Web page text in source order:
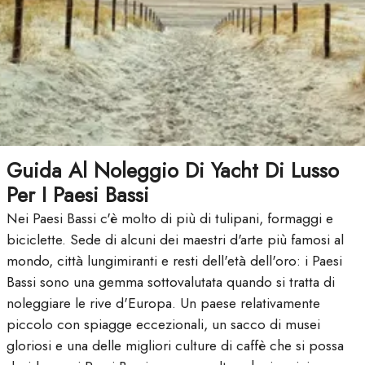
Guida Al Noleggio Di Yacht Di Lusso
Per I Paesi Bassi
Nei Paesi Bassi c'è molto di più di tulipani, formaggi e
biciclette. Sede di alcuni dei maestri d'arte più famosi al
mondo, città lungimiranti e resti dell'età dell'oro: i Paesi
Bassi sono una gemma sottovalutata quando si tratta di
noleggiare le rive d'Europa. Un paese relativamente
piccolo con spiagge eccezionali, un sacco di musei
gloriosi e una delle migliori culture di caffè che si possa